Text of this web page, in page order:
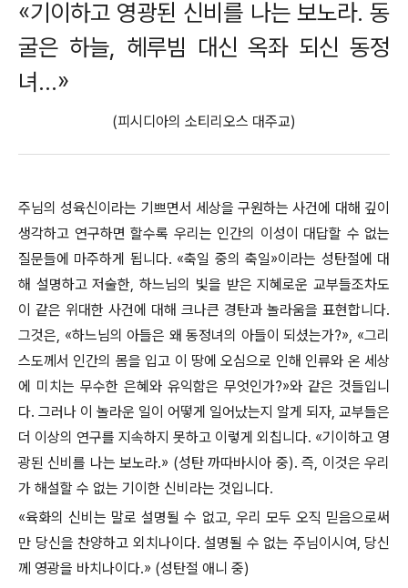
«기이하고 영광된 신비를 나는 보노라. 동
굴은 하늘, 헤루빔 대신 옥좌 되신 동정
녀…»
(피시디아의 소티리오스 대주교)
주님의 성육신이라는 기쁘면서 세상을 구원하는 사건에 대해 깊이
생각하고 연구하면 할수록 우리는 인간의 이성이 대답할 수 없는
질문들에 마주하게 됩니다. «축일 중의 축일»이라는 성탄절에 대
해 설명하고 저술한, 하느님의 빛을 받은 지혜로운 교부들조차도
이 같은 위대한 사건에 대해 크나큰 경탄과 놀라움을 표현합니다.
그것은, «하느님의 아들은 왜 동정녀의 아들이 되셨는가?», «그리
스도께서 인간의 몸을 입고 이 땅에 오심으로 인해 인류와 온 세상
에 미치는 무수한 은혜와 유익함은 무엇인가?»와 같은 것들입니
다. 그러나 이 놀라운 일이 어떻게 일어났는지 알게 되자, 교부들은
더 이상의 연구를 지속하지 못하고 이렇게 외칩니다. «기이하고 영
광된 신비를 나는 보노라.» (성탄 까따바시아 중). 즉, 이것은 우리
가 해설할 수 없는 기이한 신비라는 것입니다.
«육화의 신비는 말로 설명될 수 없고, 우리 모두 오직 믿음으로써
만 당신을 찬양하고 외치나이다. 설명될 수 없는 주님이시여, 당신
께 영광을 바치나이다.» (성탄절 애니 중)